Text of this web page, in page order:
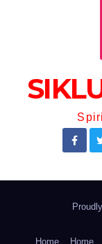
Home Home